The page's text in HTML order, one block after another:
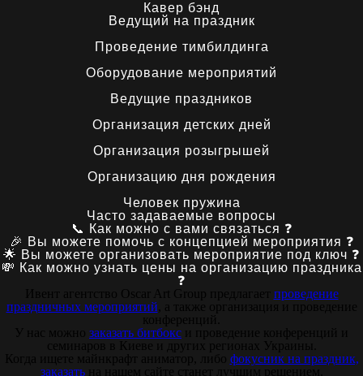
Кавер бэнд
Ведущий на праздник
Проведение тимбилдинга
Оборудование мероприятий
Ведущие праздников
Организация детских дней
Организация розыгрышей
Организацию дня рождения
Человек пружина
Часто задаваемые вопросы
📞 Как можно с вами связаться ❓
🎉 Вы можете помочь с концепцией мероприятия ❓
🌟 Вы можете организовать мероприятие под ключ ❓
💸 Как можно узнать цены на организацию праздника
❓
проведение
праздничных мероприятий
заказать битбокс
фокусник на праздник,
заказатьна нашем сайте станет лучшим решением.